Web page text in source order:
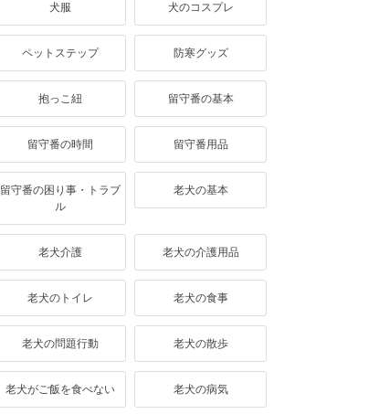
犬服 犬のコスプレ
ペットステップ 防寒グッズ
抱っこ紐 留守番の基本
留守番の時間 留守番用品
留守番の困り事・トラブ
ル
老犬の基本
老犬介護 老犬の介護用品
老犬のトイレ 老犬の食事
老犬の問題行動 老犬の散歩
老犬がご飯を食べない 老犬の病気